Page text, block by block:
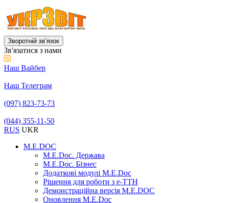
Зворотній звʼязок
Зв'язатися з нами
Наш Вайбер
Наш Телеграм
(097) 823-73-73
(044) 355-11-50
RUS UKR
M.E.DOC
M.E.Doc. Держава
M.E.Doc. Бізнес
Додаткові модулі M.E.Doc
Рішення для роботи з е-ТТН
Демонстраційна версія M.E.DOC
Оновлення M.E.Doc